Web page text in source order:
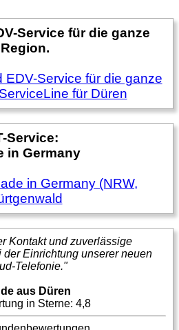
Service für die ganze
Region.
Service:
in Germany
Kontakt und zuverlässige
der Einrichtung unserer neuen
Telefonie."
aus Düren